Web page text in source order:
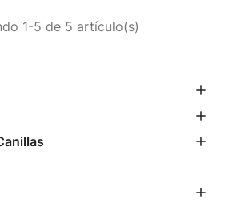
1-5 de 5 artículo(s)